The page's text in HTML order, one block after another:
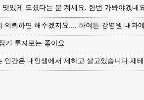
맛있게 드셨다는 분 계세요. 한번 가봐야겠네
의뢰하면 해주겠지요.... 하여튼 강영원 내과
기 투자로는 좋아요
인간은 내인생에서 제하고 살고있습니다 재